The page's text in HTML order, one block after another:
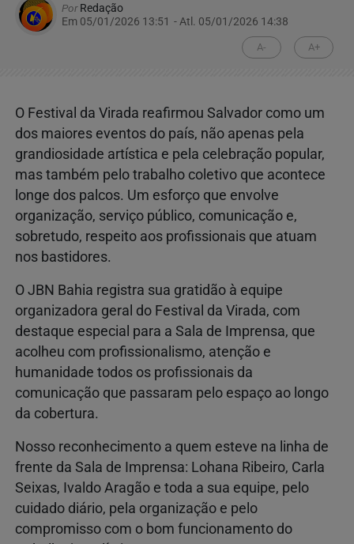
PorRedação
Em 05/01/2026 13:51 - Atl. 05/01/2026 14:38
A- A+
O Festival da Virada reafirmou Salvador como um
dos maiores eventos do país, não apenas pela
grandiosidade artística e pela celebração popular,
mas também pelo trabalho coletivo que acontece
longe dos palcos. Um esforço que envolve
organização, serviço público, comunicação e,
sobretudo, respeito aos profissionais que atuam
nos bastidores.
O JBN Bahia registra sua gratidão à equipe
organizadora geral do Festival da Virada, com
destaque especial para a Sala de Imprensa, que
acolheu com profissionalismo, atenção e
humanidade todos os profissionais da
comunicação que passaram pelo espaço ao longo
da cobertura.
Nosso reconhecimento a quem esteve na linha de
frente da Sala de Imprensa: Lohana Ribeiro, Carla
Seixas, Ivaldo Aragão e toda a sua equipe, pelo
cuidado diário, pela organização e pelo
compromisso com o bom funcionamento do